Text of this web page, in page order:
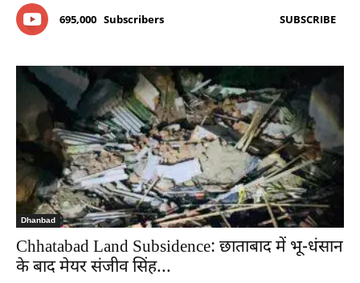
695,000 Subscribers SUBSCRIBE
Dhanbad
Chhatabad Land Subsidence: छाताबाद में भू-धंसान
के बाद मेयर संजीव सिंह...